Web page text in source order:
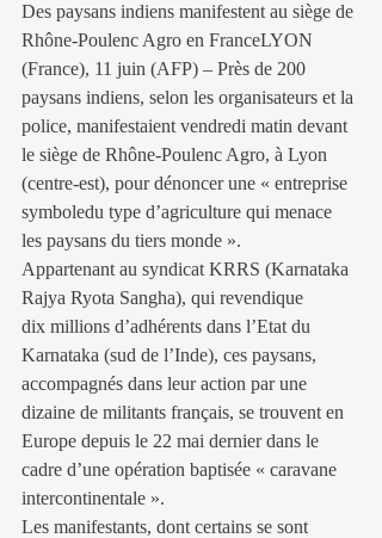
Des paysans indiens manifestent au siège de
Rhône-Poulenc Agro en FranceLYON
(France), 11 juin (AFP) – Près de 200
paysans indiens, selon les organisateurs et la
police, manifestaient vendredi matin devant
le siège de Rhône-Poulenc Agro, à Lyon
(centre-est), pour dénoncer une « entreprise
symboledu type d’agriculture qui menace
les paysans du tiers monde ».
Appartenant au syndicat KRRS (Karnataka
Rajya Ryota Sangha), qui revendique
dix millions d’adhérents dans l’Etat du
Karnataka (sud de l’Inde), ces paysans,
accompagnés dans leur action par une
dizaine de militants français, se trouvent en
Europe depuis le 22 mai dernier dans le
cadre d’une opération baptisée « caravane
intercontinentale ».
Les manifestants, dont certains se sont